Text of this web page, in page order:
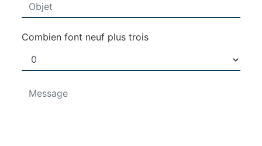
Combien font neuf plus trois